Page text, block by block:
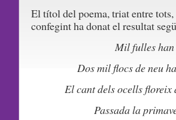
El títol del poema, triat entre tots,
confegint ha donat el resultat
Mil fulles han
Dos mil flocs de neu
El cant dels ocells floreix
Passada la